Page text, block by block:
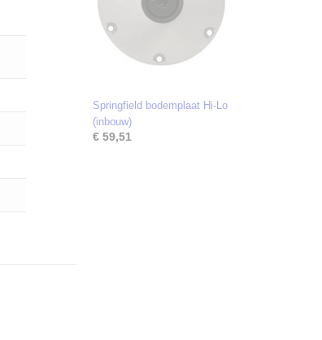
Springfield bodemplaat Hi-Lo
(inbouw)
€ 59,51